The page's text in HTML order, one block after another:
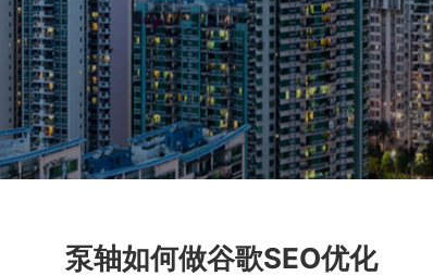
泵轴如何做谷歌SEO优化